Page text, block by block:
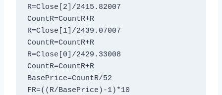
R=Close[2]/2415.82007
CountR=CountR+R
R=Close[1]/2439.07007
CountR=CountR+R
R=Close[0]/2429.33008
CountR=CountR+R
BasePrice=CountR/52
FR=((R/BasePrice)-1)*10